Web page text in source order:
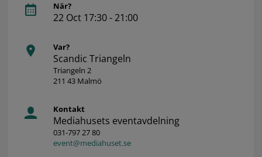
När?
22 Oct 17:30 - 21:00
Var?
Scandic Triangeln
Triangeln 2
211 43 Malmö
Kontakt
Mediahusets eventavdelning
031-797 27 80
event@mediahuset.se